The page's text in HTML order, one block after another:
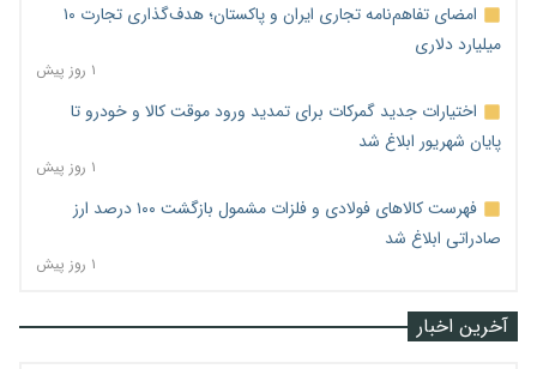
امضای تفاهم‌نامه تجاری ایران و پاکستان؛ هدف‌گذاری تجارت ۱۰
میلیارد دلاری
۱ روز پیش
اختیارات جدید گمرکات برای تمدید ورود موقت کالا و خودرو تا
پایان شهریور ابلاغ شد
۱ روز پیش
فهرست کالاهای فولادی و فلزات مشمول بازگشت ۱۰۰ درصد ارز
صادراتی ابلاغ شد
۱ روز پیش
آخرین اخبار